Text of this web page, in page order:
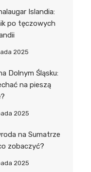
Islandia:
po tęczowych
2025
Dolnym Śląsku:
na pieszą
2025
na Sumatrze
zobaczyć?
2025